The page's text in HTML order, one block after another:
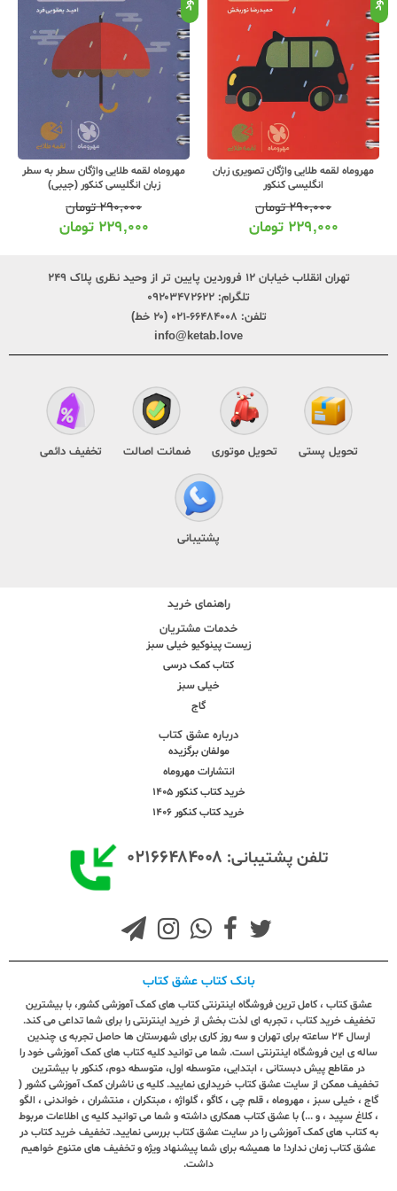
مهروماه لقمه طلایی واژگان تصویری زبان
انگلیسی کنکور
۲۹۰,۰۰۰تومان
۲۲۹,۰۰۰ تومان
مهروماه لقمه طلایی واژگان سطر به سطر
زبان انگلیسی کنکور (جیبی)
۲۹۰,۰۰۰تومان
۲۲۹,۰۰۰ تومان
تهران انقلاب خیابان ۱۲ فروردین پایین تر از وحید نظری پلاک ۲۴۹
تلگرام: ۰۹۲۰۳۴۷۲۶۲۲
تلفن: ۶۶۴۸۴۰۰۸-۰۲۱ (۲۰ خط)
info@ketab.love
تحویل پستی تحویل موتوری ضمانت اصالت تخفیف دائمی
پشتیبانی
راهنمای خرید
خدمات مشتریان
زیست پینوکیو خیلی سبز
کتاب کمک درسی
خیلی سبز
گاج
درباره عشق کتاب
مولفان برگزیده
انتشارات مهروماه
خرید کتاب کنکور 1405
خرید کتاب کنکور 1406
تلفن پشتیبانی: ۰۲۱۶۶۴۸۴۰۰۸
بانک کتاب عشق کتاب
عشق کتاب ، کامل ترین فروشگاه اینترنتی کتاب های کمک آموزشی کشور، با بیشترین
تخفیف خرید کتاب ، تجربه ای لذت بخش از خرید اینترنتی را برای شما تداعی می کند.
ارسال ٢٤ ساعته برای تهران و سه روز کاری برای شهرستان ها حاصل تجربه ی چندین
ساله ی این فروشگاه اینترنتی است. شما می توانید کلیه کتاب های کمک آموزشی خود را
در مقاطع پیش دبستانی ، ابتدایی، متوسطه اول، متوسطه دوم، کنکور با بیشترین
تخفیف ممکن از سایت عشق کتاب خریداری نمایید. کلیه ی ناشران کمک آموزشی کشور (
گاج ، خیلی سبز ، مهروماه ، قلم چی ، کاگو ، گلواژه ، مبتکران ، منتشران ، خواندنی ، الگو
، کلاغ سپید ، و ...) با عشق کتاب همکاری داشته و شما می توانید کلیه ی اطلاعات مربوط
به کتاب های کمک آموزشی را در سایت عشق کتاب بررسی نمایید. تخفیف خرید کتاب در
عشق کتاب زمان ندارد! ما همیشه برای شما پیشنهاد ویژه و تخفیف های متنوع خواهیم
داشت.